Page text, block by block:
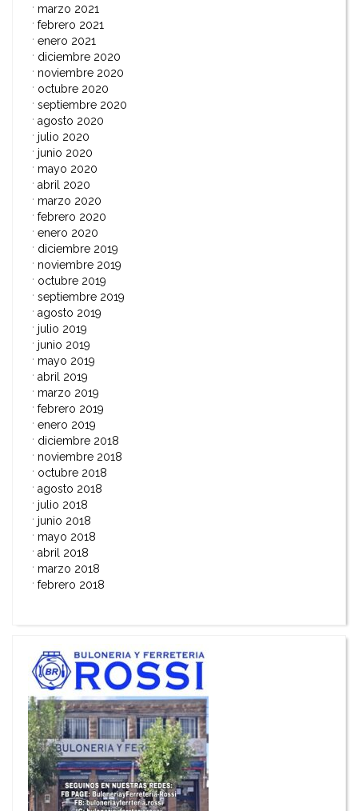
marzo 2021
febrero 2021
enero 2021
diciembre 2020
noviembre 2020
octubre 2020
septiembre 2020
agosto 2020
julio 2020
junio 2020
mayo 2020
abril 2020
marzo 2020
febrero 2020
enero 2020
diciembre 2019
noviembre 2019
octubre 2019
septiembre 2019
agosto 2019
julio 2019
junio 2019
mayo 2019
abril 2019
marzo 2019
febrero 2019
enero 2019
diciembre 2018
noviembre 2018
octubre 2018
agosto 2018
julio 2018
junio 2018
mayo 2018
abril 2018
marzo 2018
febrero 2018